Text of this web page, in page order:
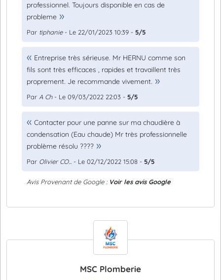
professionnel. Toujours disponible en cas de
probleme
Par tiphanie- Le 22/01/2023 10:39 - 5/5
Entreprise très sérieuse. Mr HERNU comme son
fils sont très efficaces , rapides et travaillent très
proprement. Je recommande vivement.
Par A Ch- Le 09/03/2022 22:03 - 5/5
Contacter pour une panne sur ma chaudière à
condensation (Eau chaude) Mr très professionnelle
problème résolu ????
Par Olivier CO... - Le 02/12/2022 15:08 - 5/5
Avis Provenant de Google : Voir les avis Google
MSC Plomberie